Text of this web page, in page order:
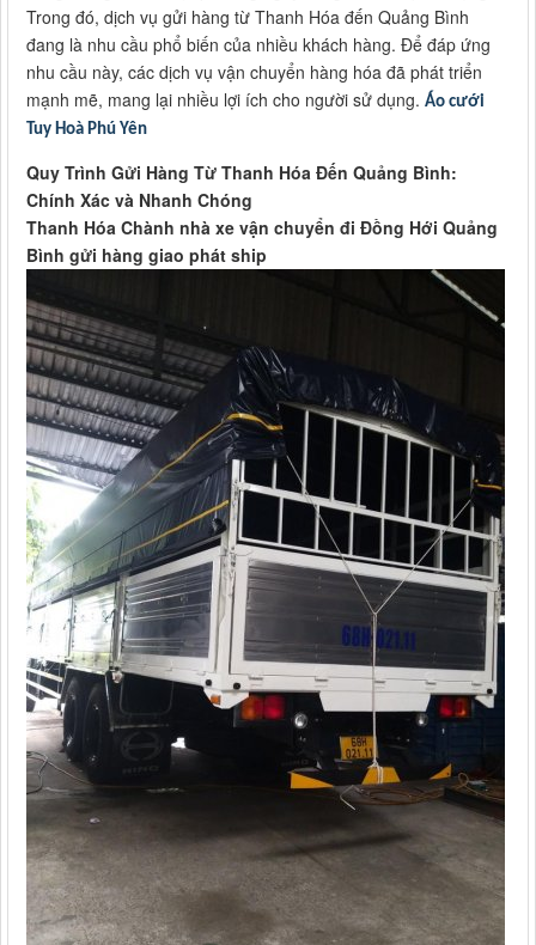
Trong đó, dịch vụ gửi hàng từ Thanh Hóa đến Quảng Bình
đang là nhu cầu phổ biến của nhiều khách hàng. Để đáp ứng
nhu cầu này, các dịch vụ vận chuyển hàng hóa đã phát triển
mạnh mẽ, mang lại nhiều lợi ích cho người sử dụng. Áo cưới
Tuy Hoà Phú Yên
Quy Trình Gửi Hàng Từ Thanh Hóa Đến Quảng Bình:
Chính Xác và Nhanh Chóng
Thanh Hóa Chành nhà xe vận chuyển đi Đồng Hới Quảng
Bình gửi hàng giao phát ship